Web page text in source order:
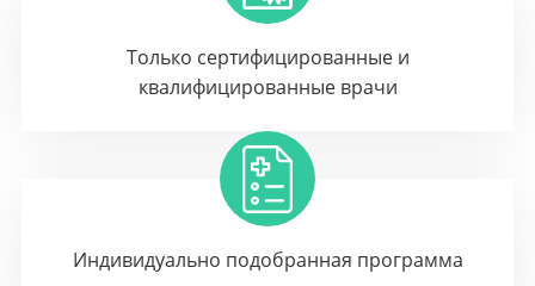
Только сертифицированные и
квалифицированные врачи
Индивидуально подобранная программа